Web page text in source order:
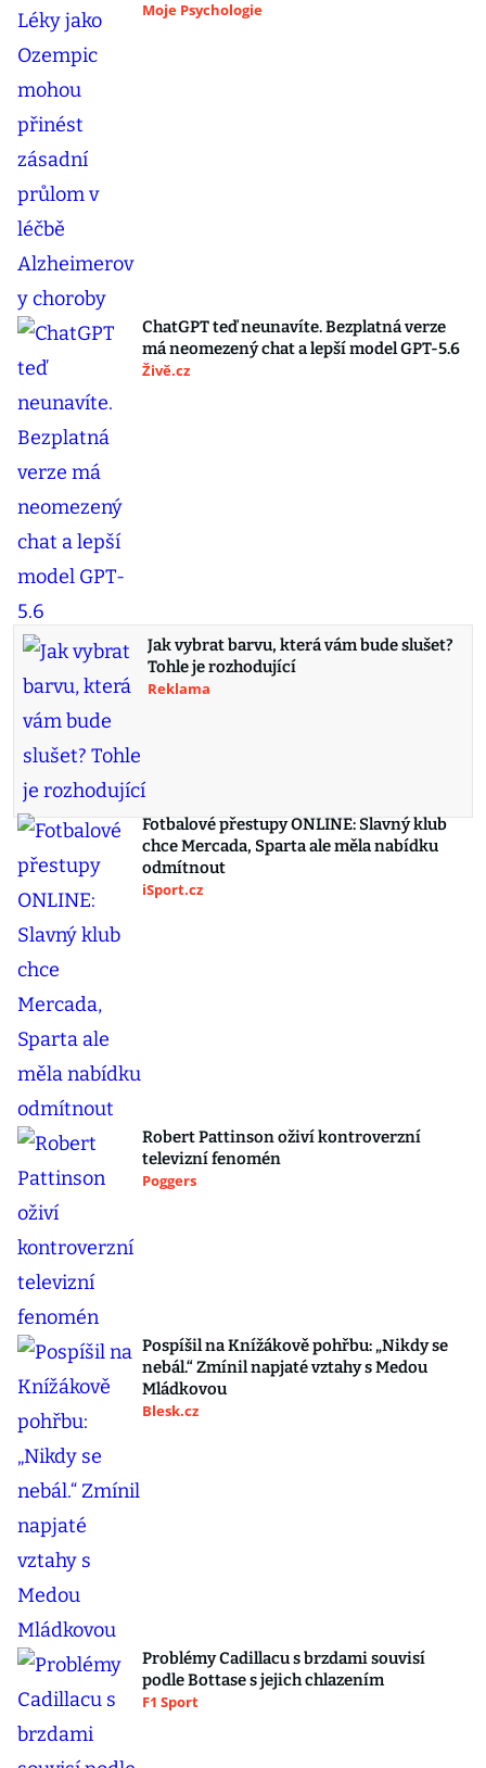
Moje Psychologie
ChatGPT teď neunavíte. Bezplatná verze
má neomezený chat a lepší model GPT-5.6
Živě.cz
Jak vybrat barvu, která vám bude slušet?
Tohle je rozhodující
Reklama
Fotbalové přestupy ONLINE: Slavný klub
chce Mercada, Sparta ale měla nabídku
odmítnout
iSport.cz
Robert Pattinson oživí kontroverzní
televizní fenomén
Poggers
Pospíšil na Knížákově pohřbu: „Nikdy se
nebál.“ Zmínil napjaté vztahy s Medou
Mládkovou
Blesk.cz
Problémy Cadillacu s brzdami souvisí
podle Bottase s jejich chlazením
F1 Sport